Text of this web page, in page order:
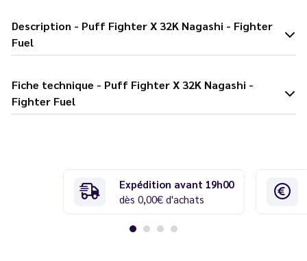
Description - Puff Fighter X 32K Nagashi - Fighter
Fuel
Fiche technique - Puff Fighter X 32K Nagashi -
Fighter Fuel
Expédition avant 19h00
dès 0,00€ d'achats